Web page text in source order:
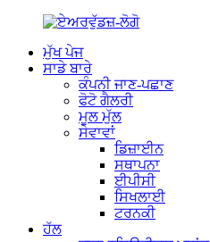
ਮੁੱਖ ਪੇਜ
ਸਾਡੇ ਬਾਰੇ
ਕੰਪਨੀ ਜਾਣ-ਪਛਾਣ
ਫੋਟੋ ਗੈਲਰੀ
ਮੂਲ ਮੁੱਲ
ਸੇਵਾਵਾਂ
ਡਿਜ਼ਾਈਨ
ਸਥਾਪਨਾ
ਈਪੀਸੀ
ਸਿਖਲਾਈ
ਟਰਨਕੀ
ਹੱਲ